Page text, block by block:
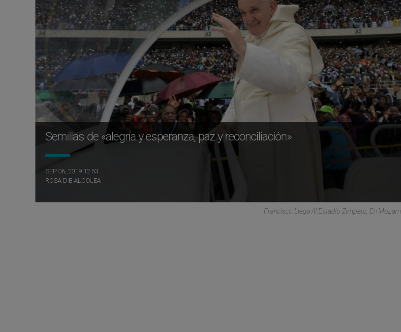
Semillas de «alegría y esperanza, paz y reconciliación»
SEP 06, 2019 12:53
ROSA DIE ALCOLEA
Francisco Llega Al Estadio Zimpeto, En